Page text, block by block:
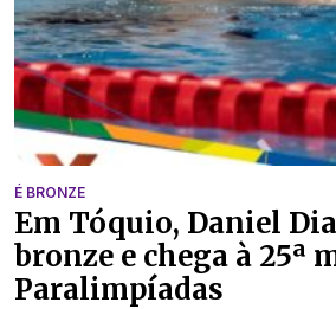
É BRONZE
Em Tóquio, Daniel
bronze e chega à 25ª
Paralimpíadas